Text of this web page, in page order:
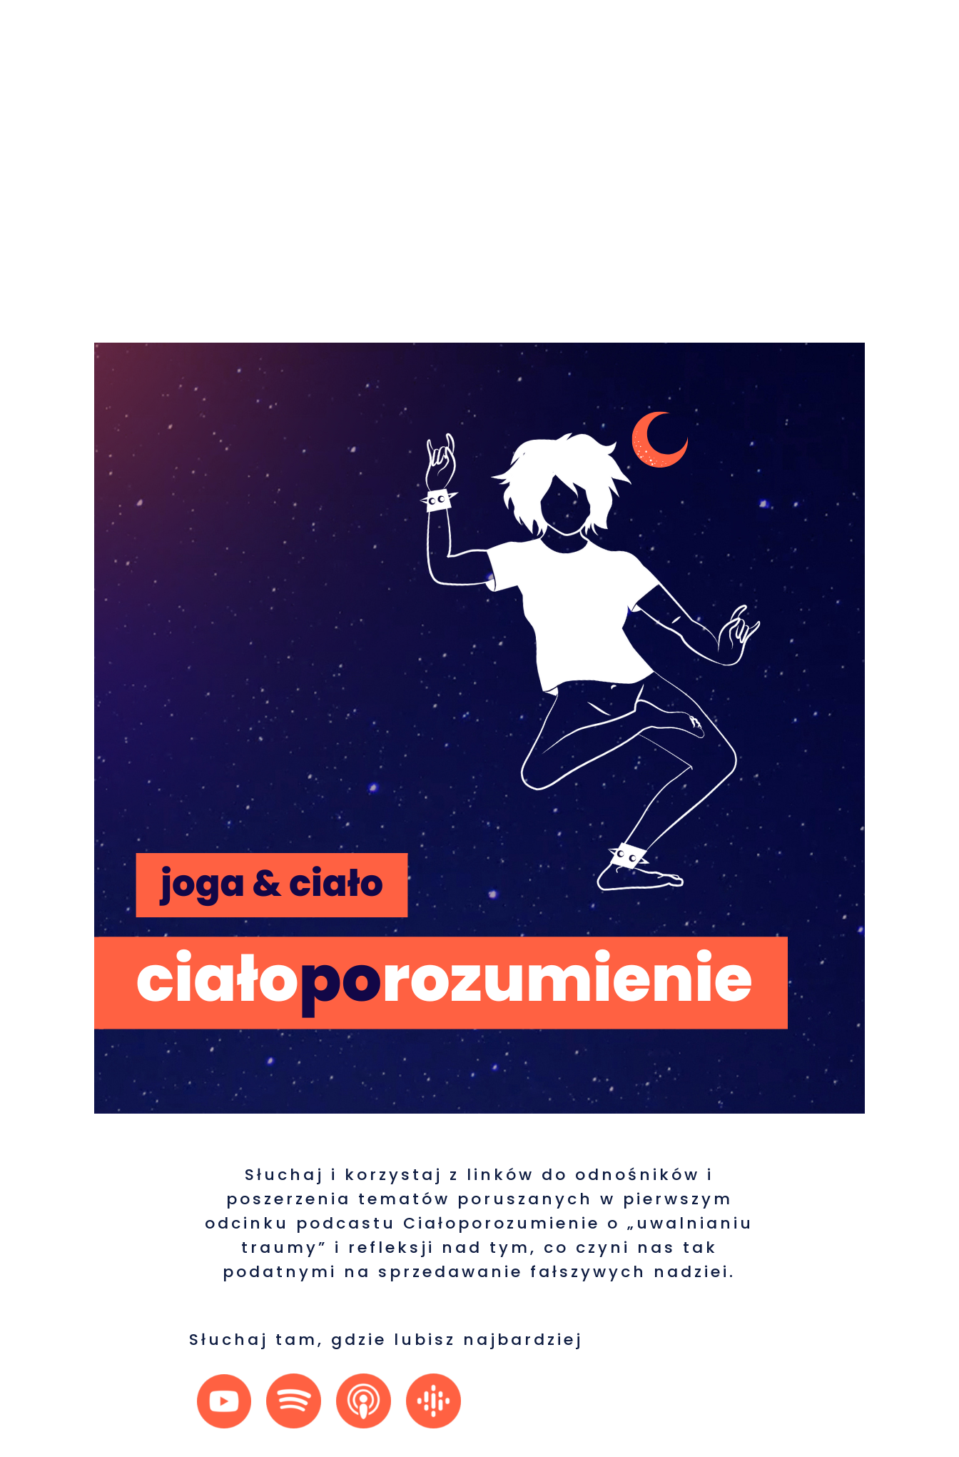
Słuchaj i korzystaj z linków do odnośników i
poszerzenia tematów poruszanych w pierwszym
odcinku podcastu Ciałoporozumienie o „uwalnianiu
traumy” i refleksji nad tym, co czyni nas tak
podatnymi na sprzedawanie fałszywych nadziei.
Słuchaj tam, gdzie lubisz najbardziej